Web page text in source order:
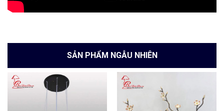
SẢN PHẨM NGẪU NHIÊN